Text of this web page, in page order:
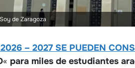
de Zaragoza
– 2027 SE PUEDEN
« para miles de estudiantes